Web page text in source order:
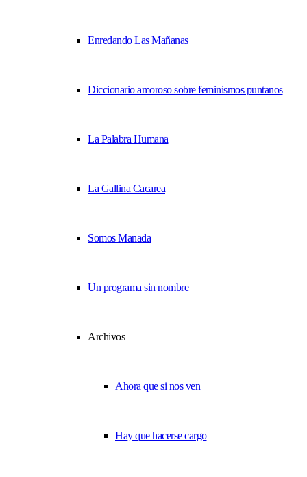
Enredando Las Mañanas
Diccionario amoroso sobre feminismos puntanos
La Palabra Humana
La Gallina Cacarea
Somos Manada
Un programa sin nombre
Archivos
Ahora que si nos ven
Hay que hacerse cargo